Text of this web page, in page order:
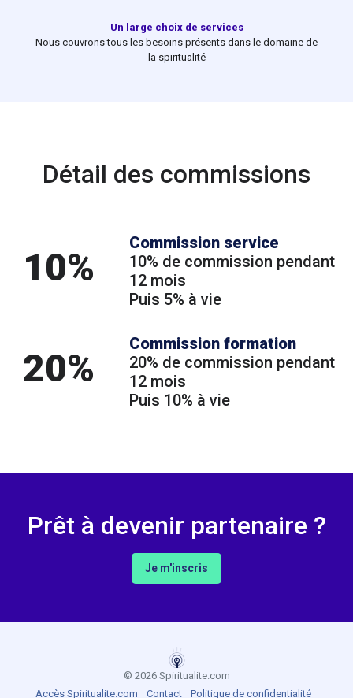
Un large choix de services
Nous couvrons tous les besoins présents dans le domaine de
la spiritualité
Détail des commissions
10%
Commission service
10% de commission pendant
12 mois
Puis 5% à vie
20%
Commission formation
20% de commission pendant
12 mois
Puis 10% à vie
Prêt à devenir partenaire ?
Je m'inscris
© 2026 Spiritualite.com
Accès Spiritualite.com
Contact Politique de confidentialité